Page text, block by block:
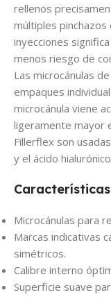
rellenos
múltiples pinchazos
inyecciones
menos riesgo de
Las microcánulas
empaques
microcánula viene
ligeramente mayor
Fillerflex son
y el ácido
Microcánulas para
Marcas indicativas
simétricos.
Calibre interno
Superficie suave